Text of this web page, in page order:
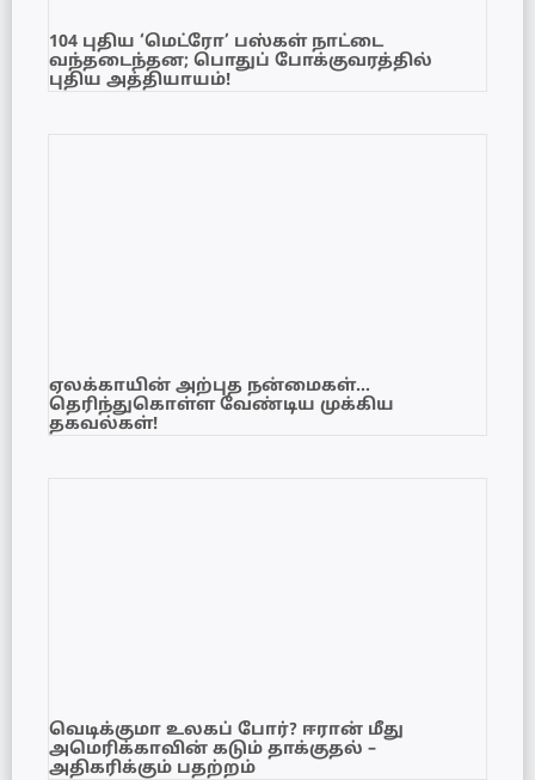
104 புதிய ‘மெட்ரோ’ பஸ்கள் நாட்டை
வந்தடைந்தன; பொதுப் போக்குவரத்தில்
புதிய அத்தியாயம்!
ஏலக்காயின் அற்புத நன்மைகள்…
தெரிந்துகொள்ள வேண்டிய முக்கிய
தகவல்கள்!
வெடிக்குமா உலகப் போர்? ஈரான் மீது
அமெரிக்காவின் கடும் தாக்குதல் –
அதிகரிக்கும் பதற்றம்